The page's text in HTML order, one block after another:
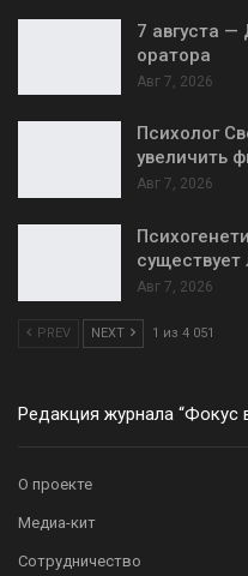
7 августа
оратора
Авг 7, 2026
Психолог
увеличить
Авг 7, 2026
существует
Авг 7, 2026
PREV NEXT 1 из 4 051
Редакция журнала “Фокус
О проекте
Медиа-кит
Сотрудничество